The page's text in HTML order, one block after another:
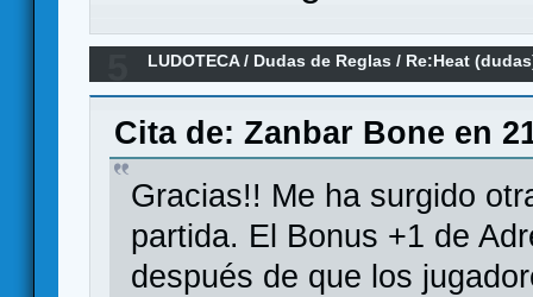
LUDOTECA/ Dudas de Reglas / Re:Heat
Cita de: Zanbar Bone en
Gracias!! Me ha surgido
partida. El Bonus +1 de
después de que los